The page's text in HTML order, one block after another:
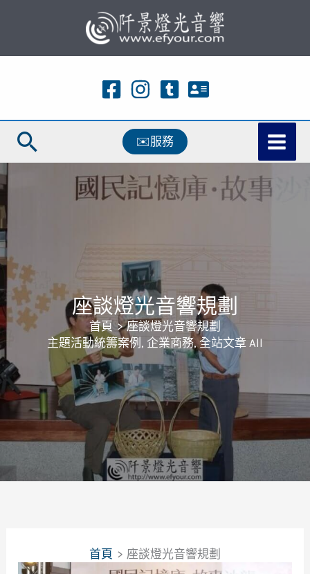
主
容
搜
✉️服務
座談燈光音響規劃
首頁
座談燈光音響規劃
主題活動統籌案例 , 企業商務,全站文章 All
首頁 座談燈光音響規劃